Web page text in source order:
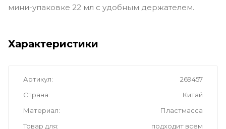
мини-упаковке 22 мл с удобным держателем.
Характеристики
Артикул
269457
Страна
Китай
Материал
Пластмасса
Товар для
подходит всем